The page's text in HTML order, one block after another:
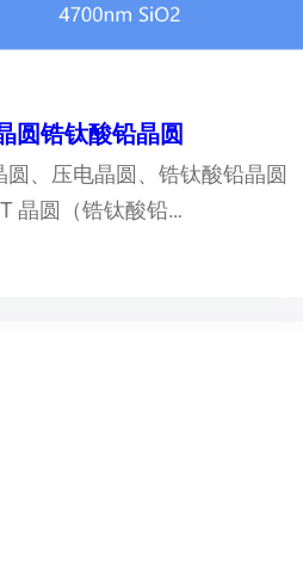
圆锆钛酸铅晶圆
圆、压电晶圆、锆钛酸铅晶圆
晶圆（锆钛酸铅…